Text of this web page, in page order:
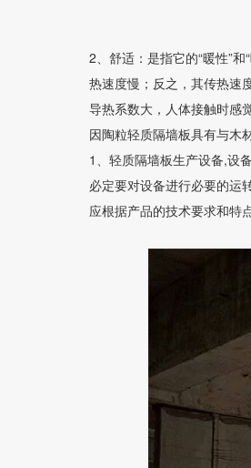
2、舒适：是指它的“暖性”
热速度慢；反之，其传热速
导热系数大，人体接触时感
因陶粒轻质隔墙板具有与木
1、轻质隔墙板生产设备,设
必定要对设备进行必要的运
应根据产品的技术要求和特